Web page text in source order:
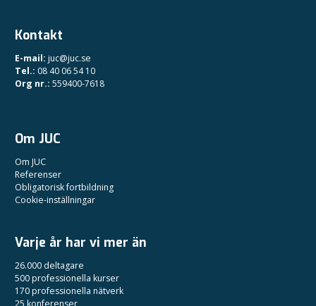
Kontakt
E-mail: juc@juc.se
Tel.: 08 40 06 54 10
Org nr.: 559400-7618
Om JUC
Om JUC
Referenser
Obligatorisk fortbildning
Cookie-inställningar
Varje år har vi mer än
26.000 deltagare
500 professionella kurser
170 professionella nätverk